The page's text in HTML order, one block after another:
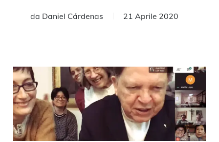
da Daniel Cárdenas 21 Aprile 2020